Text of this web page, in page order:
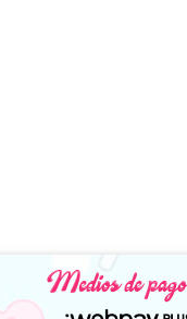
Medios de pago